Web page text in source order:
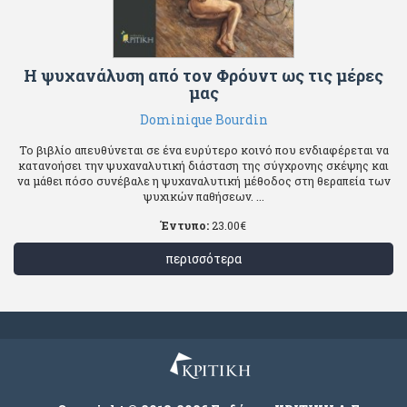
Η ψυχανάλυση από τον Φρόυντ ως τις μέρες
μας
Dominique Bourdin
Το βιβλίο απευθύνεται σε ένα ευρύτερο κοινό που ενδιαφέρεται να
κατανοήσει την ψυχαναλυτική διάσταση της σύγχρονης σκέψης και
να μάθει πόσο συνέβαλε η ψυχαναλυτική μέθοδος στη θεραπεία των
ψυχικών παθήσεων. ...
Έντυπο: 23.00€
περισσότερα